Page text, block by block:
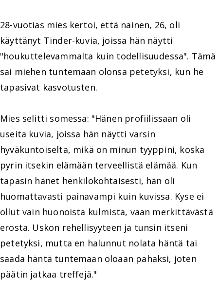
28-vuotias mies kertoi, että nainen, 26, oli
käyttänyt Tinder-kuvia, joissa hän näytti
"houkuttelevammalta kuin todellisuudessa". Tämä
sai miehen tuntemaan olonsa petetyksi, kun he
tapasivat kasvotusten.
Mies selitti somessa: "Hänen profiilissaan oli
useita kuvia, joissa hän näytti varsin
hyväkuntoiselta, mikä on minun tyyppini, koska
pyrin itsekin elämään terveellistä elämää. Kun
tapasin hänet henkilökohtaisesti, hän oli
huomattavasti painavampi kuin kuvissa. Kyse ei
ollut vain huonoista kulmista, vaan merkittävästä
erosta. Uskon rehellisyyteen ja tunsin itseni
petetyksi, mutta en halunnut nolata häntä tai
saada häntä tuntemaan oloaan pahaksi, joten
päätin jatkaa treffejä."